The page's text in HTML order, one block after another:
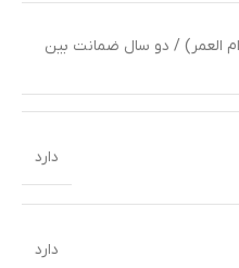
العمر) / دو سال ضمانت بین
دارد
دارد